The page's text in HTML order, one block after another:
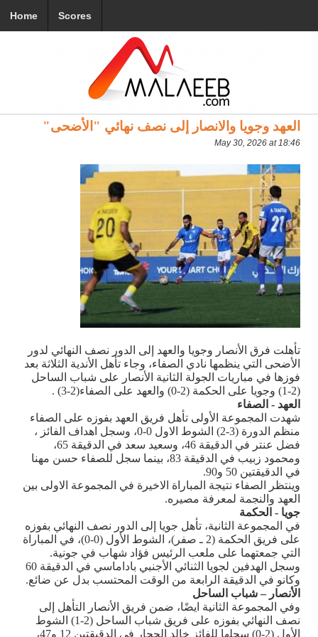
Home Scores
العهد وجويا والانصار إلى نصف نهائي "الأضحى"
May 30, 2026 at 18:46
تأهلت فرق الأنصار وجويا والعهد إلى الدور نصف النهائي لدور
الأضحى التي ينظمها نادي الصفاء، وجاء تأهل الأندية الثلاثة بعد
فوزها في مباريات الجولة الثانية الأنصار على شباب الساحل
(2-1) وجويا على الحكمة (2-0) والعهد على الصفاء
(3-2)
.
العهد - الصفاء
شهدت المجموعة الأولى تأهل فريق العهد بفوزه على الصفاء
منظم الدورة (3-2) الشوط الاول 0-0، وسجل اهداف الفائز ،
فضل عنتر في الدقيقة 46، وسعيد سعد في الدقيقة 65،
ومحمود زبيب في الدقيقة 83، بينما سجل للصفاء حسن مهنا
في الدقيقتين 50 و90.
وينتظر الصفاء نتيجة المباراة الاخيرة في المجموعة الاولى بين
العهد والنجمة لمعرفة مصيره.
جويا - الحكمة
في المجموعة الثانية، تأهل جويا إلى الدور نصف النهائي بفوزه
على فريق الحكمة (2 ـ صفر)، الشوط الأول (0-0)، في المباراة
التي جمعتهما على ملعب الرئيس فؤاد شهاب في جونية.
وسجل الهدفين لجويا الثنائي الأجنبي باداماسي في الدقيقة 60
وكانو في الدقيقة الرابعة من الوقت المحتسب بدل عن ضائع.
الأنصار – شباب الساحل
وفي المجموعة الثانية ايضًا، ضمن فريق الأنصار التأهل إلى
نصف النهائي بفوزه على فريق شباب الساحل (2-1) الشوط
الأول (2-0) سجلها للفائز خالد الحجار في الدقيقتين 12 و47،